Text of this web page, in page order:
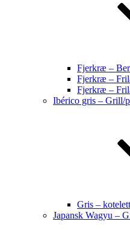
Fjerkræ –
Fjerkræ –
Fjerkræ –
Ibérico gris – Grill/
Gris –
Japansk Wagyu –